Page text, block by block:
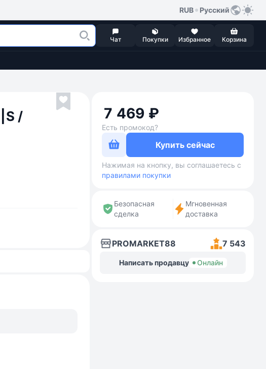
RUB Русский
Чат Покупки Избранное Корзина
/
7 469 ₽
Есть промокод?
Купить сейчас
Нажимая на кнопку, вы соглашаетесь с
правилами покупки
Безопасная
сделка
Мгновенная
доставка
PROMARKET88 7 543
Написать продавцу Онлайн